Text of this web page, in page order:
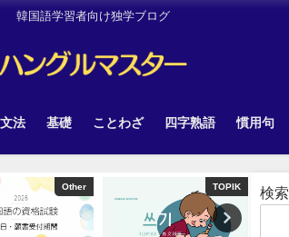
韓国語学習者向け独学ブログ
文法 基礎 ことわざ 四字熟語 慣用句
TOPIK 韓国旅行 検索